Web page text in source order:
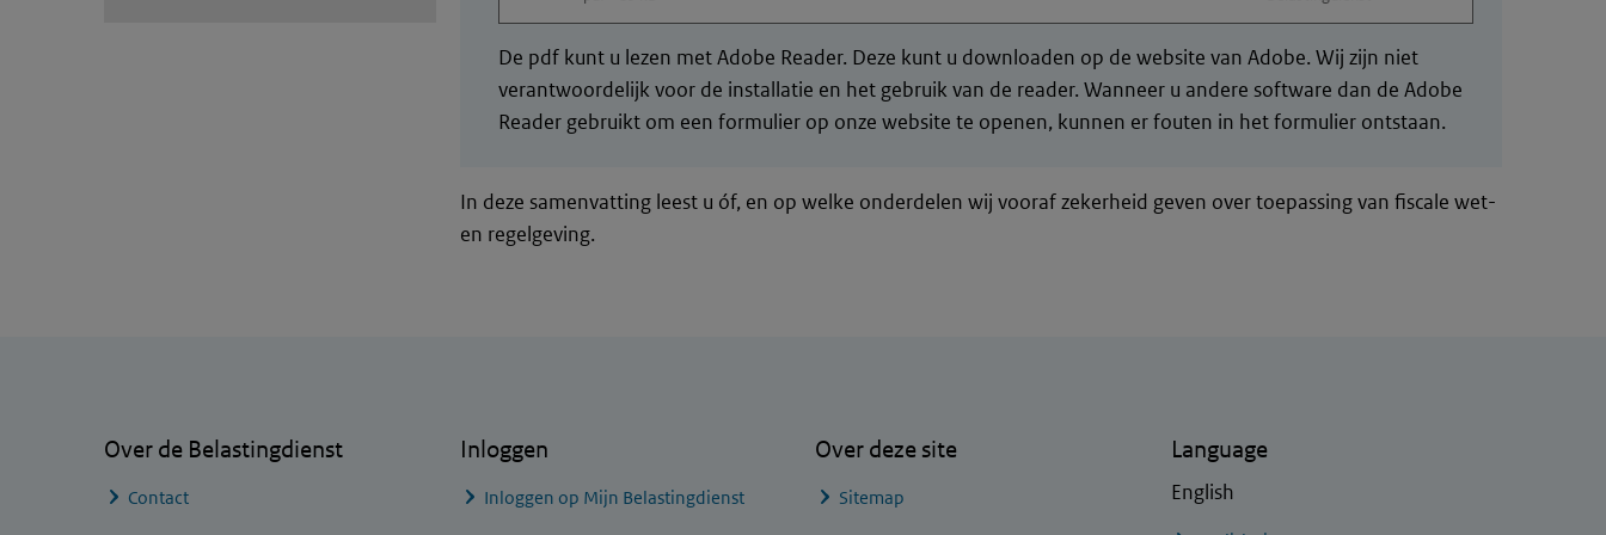
De pdf kunt u lezen met Adobe Reader. Deze kunt u downloaden op de website van Adobe. Wij zijn niet
verantwoordelijk voor de installatie en het gebruik van de reader. Wanneer u andere software dan de Adobe
Reader gebruikt om een formulier op onze website te openen, kunnen er fouten in het formulier ontstaan.
In deze samenvatting leest u óf, en op welke onderdelen wij vooraf zekerheid geven over toepassing van fiscale wet-
en regelgeving.
Over de Belastingdienst
Contact
Inloggen
Inloggen op Mijn Belastingdienst
Over deze site
Sitemap
Language
English